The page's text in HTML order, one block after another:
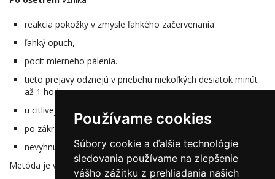
Používame cookies
Súbory cookie a ďalšie technológie
sledovania používame na zlepšenie
vášho zážitku z prehliadania našich
reakcia pokožky v zmysle ľahkého začervenania
ľahký opuch,
pocit mierneho pálenia.
tieto prejavy odznejú v priebehu niekoľkých desiatok minút
až 1 hodiny
u citlivej pleti do niekoľkých hodín
po zákroku je potrebná hydratácia pleti
nevyhnutné je aplikovať kvalitnú fotoprotekciu
Metóda je všeobecne dobre znášaná.